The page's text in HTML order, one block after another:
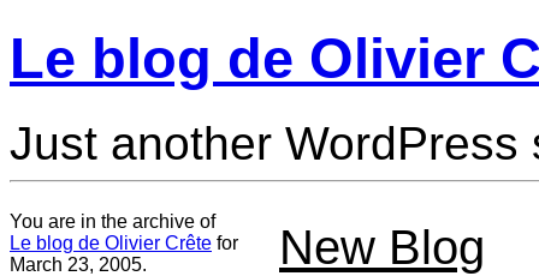
Le blog de Olivier
Just another WordPress
You are in the archive of
Le blog de Olivier Crête for
March 23, 2005.
New Blog